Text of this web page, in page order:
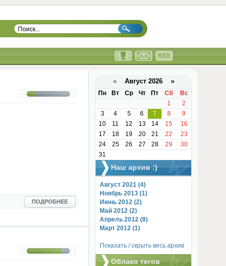
ПОДРОБНЕЕ
« Август 2026 »
Пн Вт Ср Чт Пт Сб
Вс
1
2
3
4 5 6 7 8
9
10
11 12 13 14 15
16
17
18 19 20 21 22
23
24
25 26 27 28 29
30
31
Наш архив :)
Август 2021 (4)
Ноябрь 2013 (1)
Июнь 2012 (2)
Май 2012 (2)
Апрель 2012 (8)
Март 2012 (1)
Показать / скрыть весь архив
Облако тегов